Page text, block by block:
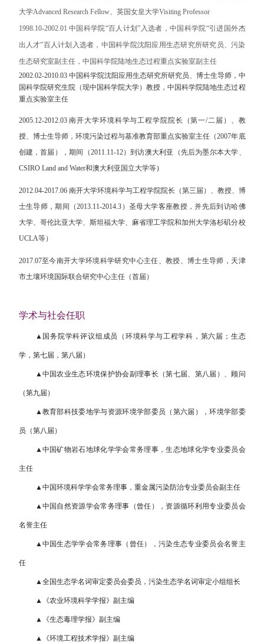
大学Advanced Research Fellow、英国女皇大学Visiting Professor
1998.10-2002.01 中国科学院“百人计划”入选者，中国科学院“引进国外杰
出人才”百人计划入选者，中国科学院沈阳应用生态研究所研究员、污染
生态研究室副主任，中国科学院陆地生态过程重点实验室副主任
2002.02-2010.03 中国科学院沈阳应用生态研究所研究员、博士生导师，中
国科学院研究生院（现中国科学院大学）教授，中国科学院陆地生态过程
重点实验室主任
2005.12-2012.03南开大学环境科学与工程学院院长（第一/二届）、教
授、博士生导师， 环境污染过程与基准教育部重点实验室主任（2007年底
创建，首届），期间（2011.11-12）到访澳大利亚（先后为墨尔本大学、
CSIRO Land and Water和澳大利亚国立大学等）
2012.04-2017.06 南开大学环境科学与工程学院院长（第三届）、教授、博
士生导师，期间（2013.11-2014.3 ）圣母大学客座教授，并先后到访哈佛
大学、哥伦比亚大学、斯坦福大学、麻省理工学院和加州大学洛杉矶分校
UCLA等）
2017.07至今南开大学环境科学研究中心主任、教授、博士生导师，天津
市土壤环境国际联合研究中心主任（首届）
学术与社会任职
▲ 国务院学科评议组 成员（环境科学与工程学科，第六届；生态
学，第七届，第八届）
▲中国农业生态环境保护协会副理事长（第七届、第八届）、顾问
（第九届）
▲教育部科技委地学与资源环境学部委员（第六届），环境学部委
员（第八届）
▲中国矿物岩石地球化学学会常务理事，生态地球化学专业委员会
主任
▲中国环境科学学会常务理事，重金属污染防治专业委员会副主任
▲中国自然资源学会常务理事（曾任），资源循环利用专业委员会
名誉主任
▲中国生态学学会常务理事（曾任），污染生态专业委员会名誉主
任
▲全国生态学名词审定委员会委员，污染生态学名词审定小组组长
▲《农业环境科学学报》副主编
▲《生态毒理学报》副主编
▲《环境工程技术学报》副主编